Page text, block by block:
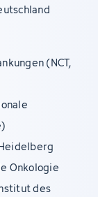
(NCT,
Onkologie
des